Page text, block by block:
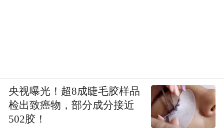
央视曝光！超8成睫毛胶样品
检出致癌物，部分成分接近
502胶！